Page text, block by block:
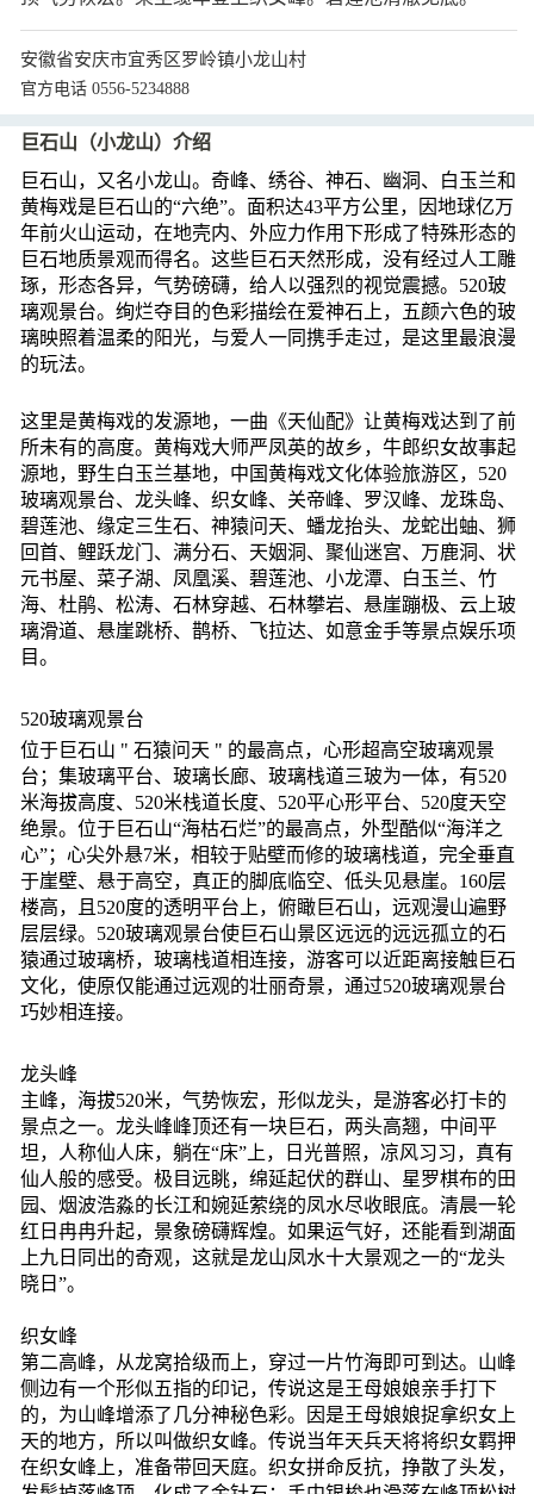
安徽省安庆市宜秀区罗岭镇小龙山村
官方电话 0556-5234888
巨石山（小龙山）介绍
巨石山，又名小龙山。奇峰、绣谷、神石、幽洞、白玉兰和
黄梅戏是巨石山的“六绝”。面积达43平方公里，因地球亿万
年前火山运动，在地壳内、外应力作用下形成了特殊形态的
巨石地质景观而得名。这些巨石天然形成，没有经过人工雕
琢，形态各异，气势磅礴，给人以强烈的视觉震撼。520玻
璃观景台。绚烂夺目的色彩描绘在爱神石上，五颜六色的玻
璃映照着温柔的阳光，与爱人一同携手走过，是这里最浪漫
的玩法。
这里是黄梅戏的发源地，一曲《天仙配》让黄梅戏达到了前
所未有的高度。黄梅戏大师严凤英的故乡，牛郎织女故事起
源地，野生白玉兰基地，中国黄梅戏文化体验旅游区，520
玻璃观景台、龙头峰、织女峰、关帝峰、罗汉峰、龙珠岛、
碧莲池、缘定三生石、神猿问天、蟠龙抬头、龙蛇出蚰、狮
回首、鲤跃龙门、满分石、天姻洞、聚仙迷宫、万鹿洞、状
元书屋、菜子湖、凤凰溪、碧莲池、小龙潭、白玉兰、竹
海、杜鹃、松涛、石林穿越、石林攀岩、悬崖蹦极、云上玻
璃滑道、悬崖跳桥、鹊桥、飞拉达、如意金手等景点娱乐项
目。
520玻璃观景台
位于巨石山 " 石猿问天 " 的最高点，心形超高空玻璃观景
台；集玻璃平台、玻璃长廊、玻璃栈道三玻为一体，有520
米海拔高度、520米栈道长度、520平心形平台、520度天空
绝景。位于巨石山“海枯石烂”的最高点，外型酷似“海洋之
心”；心尖外悬7米，相较于贴壁而修的玻璃栈道，完全垂直
于崖壁、悬于高空，真正的脚底临空、低头见悬崖。160层
楼高，且520度的透明平台上，俯瞰巨石山，远观漫山遍野
层层绿。520玻璃观景台使巨石山景区远远的远远孤立的石
猿通过玻璃桥，玻璃栈道相连接，游客可以近距离接触巨石
文化，使原仅能通过远观的壮丽奇景，通过520玻璃观景台
巧妙相连接。
龙头峰
主峰，海拔520米，气势恢宏，形似龙头，是游客必打卡的
景点之一。龙头峰峰顶还有一块巨石，两头高翘，中间平
坦，人称仙人床，躺在“床”上，日光普照，凉风习习，真有
仙人般的感受。极目远眺，绵延起伏的群山、星罗棋布的田
园、烟波浩淼的长江和婉延萦绕的凤水尽收眼底。清晨一轮
红日冉冉升起，景象磅礴辉煌。如果运气好，还能看到湖面
上九日同出的奇观，这就是龙山凤水十大景观之一的“龙头
晓日”。
织女峰
第二高峰，从龙窝拾级而上，穿过一片竹海即可到达。山峰
侧边有一个形似五指的印记，传说这是王母娘娘亲手打下
的，为山峰增添了几分神秘色彩。因是王母娘娘捉拿织女上
天的地方，所以叫做织女峰。传说当年天兵天将将织女羁押
在织女峰上，准备带回天庭。织女拼命反抗，挣散了头发，